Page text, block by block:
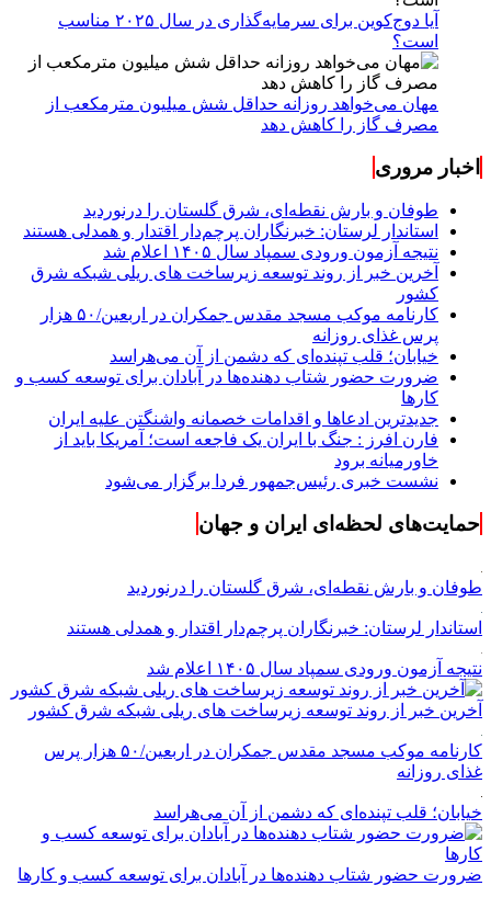
آیا دوج‌کوین برای سرمایه‌گذاری در سال ۲۰۲۵ مناسب
است؟
مهان می‌خواهد روزانه حداقل شش میلیون مترمکعب از
مصرف گاز را کاهش دهد
اخبار مروری
طوفان و بارش نقطه‌ای، شرق گلستان را درنوردید
استاندار لرستان: خبرنگاران پرچم‌دار اقتدار و همدلی هستند
نتیجه آزمون ورودی سمپاد سال ۱۴۰۵ اعلام شد
آخرین خبر از روند توسعه زیرساخت های ریلی شبکه شرق
کشور
کارنامه موکب مسجد مقدس جمکران در اربعین/۵۰ هزار
پرس غذای روزانه
خیابان؛ قلب تپنده‌ای که دشمن از آن می‌هراسد
ضرورت حضور شتاب ‌دهنده‌ها در آبادان برای توسعه کسب‌ و
کارها
جدیدترین ادعاها و اقدامات خصمانه واشنگتن علیه ایران
فارن افرز : جنگ با ایران یک فاجعه است؛ آمریکا باید از
خاورمیانه برود
نشست خبری رئیس‌جمهور فردا برگزار می‌شود
حمایت‌های لحظه‌ای ایران و جهان
طوفان و بارش نقطه‌ای، شرق گلستان را درنوردید
استاندار لرستان: خبرنگاران پرچم‌دار اقتدار و همدلی هستند
نتیجه آزمون ورودی سمپاد سال ۱۴۰۵ اعلام شد
آخرین خبر از روند توسعه زیرساخت های ریلی شبکه شرق کشور
کارنامه موکب مسجد مقدس جمکران در اربعین/۵۰ هزار پرس
غذای روزانه
خیابان؛ قلب تپنده‌ای که دشمن از آن می‌هراسد
ضرورت حضور شتاب ‌دهنده‌ها در آبادان برای توسعه کسب‌ و کارها